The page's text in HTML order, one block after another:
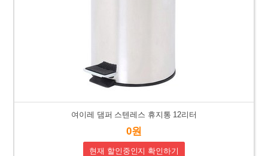
여이레 댐퍼 스텐레스 휴지통 12리터
0원
현재 할인중인지 확인하기